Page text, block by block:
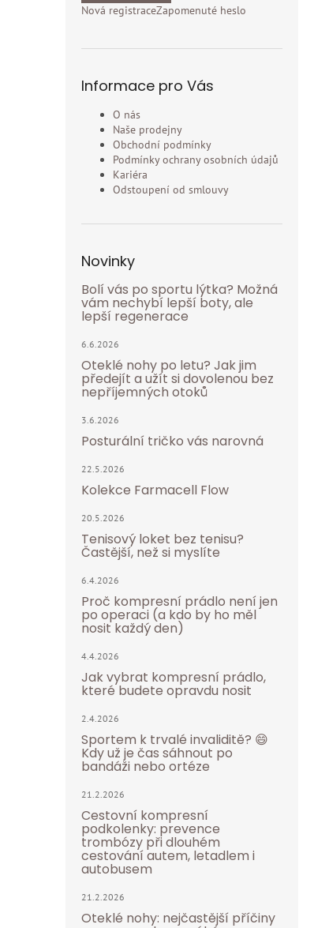
Nová registraceZapomenuté heslo
Informace pro Vás
O nás
Naše prodejny
Obchodní podmínky
Podmínky ochrany osobních údajů
Kariéra
Odstoupení od smlouvy
Novinky
Bolí vás po sportu lýtka? Možná
vám nechybí lepší boty, ale
lepší regenerace
6.6.2026
Oteklé nohy po letu? Jak jim
předejít a užít si dovolenou bez
nepříjemných otoků
3.6.2026
Posturální tričko vás narovná
22.5.2026
Kolekce Farmacell Flow
20.5.2026
Tenisový loket bez tenisu?
Častější, než si myslíte
6.4.2026
Proč kompresní prádlo není jen
po operaci (a kdo by ho měl
nosit každý den)
4.4.2026
Jak vybrat kompresní prádlo,
které budete opravdu nosit
2.4.2026
Sportem k trvalé invaliditě? 😄
Kdy už je čas sáhnout po
bandáži nebo ortéze
21.2.2026
Cestovní kompresní
podkolenky: prevence
trombózy při dlouhém
cestování autem, letadlem i
autobusem
21.2.2026
Oteklé nohy: nejčastější příčiny